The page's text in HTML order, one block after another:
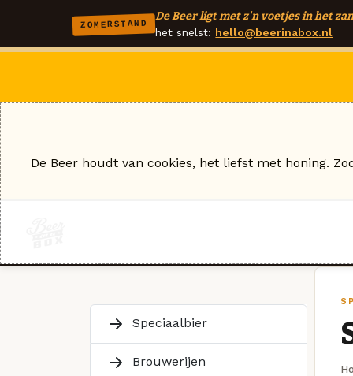
ZOMERSTAND
De Beer ligt met z'n voetjes in het
het snelst: hello@beerinabox.nl
Speciaalbier
Brouwerijen
De Beer houdt van cookies, het liefst met honing.